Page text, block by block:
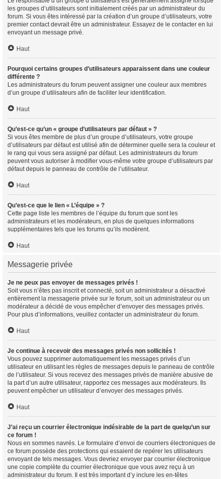
les groupes d’utilisateurs sont initialement créés par un administrateur du
forum. Si vous êtes intéressé par la création d’un groupe d’utilisateurs, votre
premier contact devrait être un administrateur. Essayez de le contacter en lui
envoyant un message privé.
Haut
Pourquoi certains groupes d’utilisateurs apparaissent dans une couleur
différente ?
Les administrateurs du forum peuvent assigner une couleur aux membres
d’un groupe d’utilisateurs afin de faciliter leur identification.
Haut
Qu’est-ce qu’un « groupe d’utilisateurs par défaut » ?
Si vous êtes membre de plus d’un groupe d’utilisateurs, votre groupe
d’utilisateurs par défaut est utilisé afin de déterminer quelle sera la couleur et
le rang qui vous sera assigné par défaut. Les administrateurs du forum
peuvent vous autoriser à modifier vous-même votre groupe d’utilisateurs par
défaut depuis le panneau de contrôle de l’utilisateur.
Haut
Qu’est-ce que le lien « L’équipe » ?
Cette page liste les membres de l’équipe du forum que sont les
administrateurs et les modérateurs, en plus de quelques informations
supplémentaires tels que les forums qu’ils modèrent.
Haut
Messagerie privée
Je ne peux pas envoyer de messages privés !
Soit vous n’êtes pas inscrit et connecté, soit un administrateur a désactivé
entièrement la messagerie privée sur le forum, soit un administrateur ou un
modérateur a décidé de vous empêcher d’envoyer des messages privés.
Pour plus d’informations, veuillez contacter un administrateur du forum.
Haut
Je continue à recevoir des messages privés non sollicités !
Vous pouvez supprimer automatiquement les messages privés d’un
utilisateur en utilisant les règles de messages depuis le panneau de contrôle
de l’utilisateur. Si vous recevez des messages privés de manière abusive de
la part d’un autre utilisateur, rapportez ces messages aux modérateurs. Ils
peuvent empêcher un utilisateur d’envoyer des messages privés.
Haut
J’ai reçu un courrier électronique indésirable de la part de quelqu’un sur
ce forum !
Nous en sommes navrés. Le formulaire d’envoi de courriers électroniques de
ce forum possède des protections qui essaient de repérer les utilisateurs
envoyant de tels messages. Vous devriez envoyer par courrier électronique
une copie complète du courrier électronique que vous avez reçu à un
administrateur du forum. Il est très important d’y inclure les en-têtes